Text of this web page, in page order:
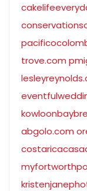
trove.com
abgolo.com